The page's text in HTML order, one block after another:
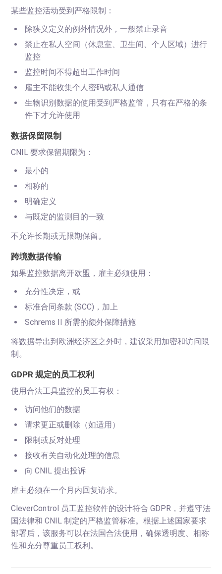
某些监控活动受到严格限制：
除狭义定义的例外情况外，一般禁止录音
禁止在私人空间（休息室、卫生间、个人区域）进行
监控
监控时间不得超出工作时间
雇主不能收集个人密码或私人通信
生物识别数据的使用受到严格监管，只有在严格的条
件下才允许使用
数据保留限制
CNIL 要求保留期限为：
最小的
相称的
明确定义
与既定的监测目的一致
不允许长期或无限期保留。
跨境数据传输
如果监控数据离开欧盟，雇主必须使用：
充分性决定，或
标准合同条款 (SCC)，加上
Schrems II 所需的额外保障措施
将数据导出到欧洲经济区之外时，建议采用加密和访问限
制。
GDPR 规定的员工权利
使用合法工具监控的员工有权：
访问他们的数据
请求更正或删除（如适用）
限制或反对处理
接收有关自动化处理的信息
向 CNIL 提出投诉
雇主必须在一个月内回复请求。
CleverControl 员工监控软件的设计符合 GDPR，并遵守法
国法律和 CNIL 制定的严格监管标准。根据上述国家要求
部署后，该服务可以在法国合法使用，确保透明度、相称
性和充分尊重员工权利。